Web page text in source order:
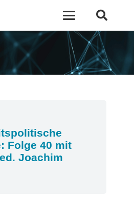
Folge 40 mit
Joachim